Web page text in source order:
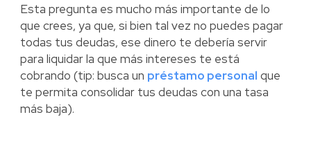
Esta pregunta es mucho más importante de lo
que crees, ya que, si bien tal vez no puedes pagar
todas tus deudas, ese dinero te debería servir
para liquidar la que más intereses te está
cobrando (tip: busca un préstamo personal que
te permita consolidar tus deudas con una tasa
más baja).